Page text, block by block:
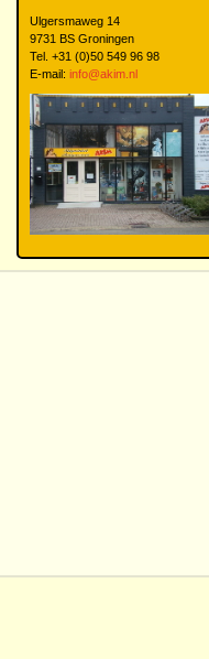
Ulgersmaweg 14
9731 BS Groningen
Tel. +31 (0)50 549 96 98
E-mail: info@akim.nl